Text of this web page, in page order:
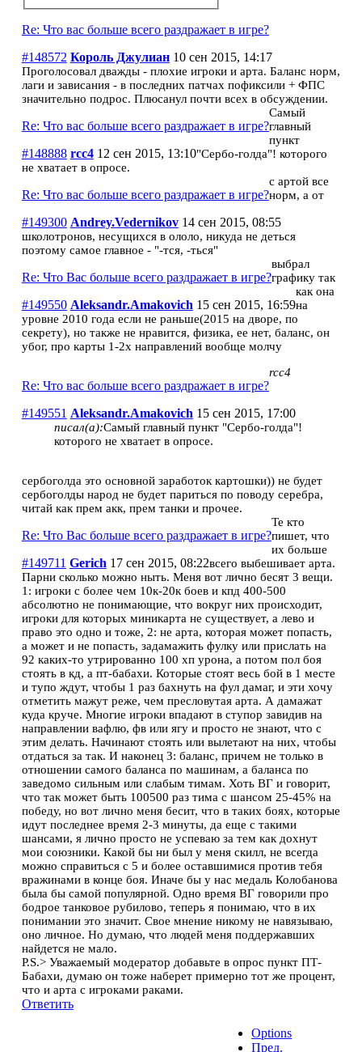
Re: Что вас больше всего раздражает в игре?
#148572 Король Джулиан 10 сен 2015, 14:17
Проголосовал дважды - плохие игроки и арта. Баланс норм,
лаги и зависания - в последних патчах пофиксили + ФПС
значительно подрос. Плюсанул почти всех в обсуждении.
Re: Что вас больше всего раздражает в игре?
#148888 rcc4 12 сен 2015, 13:10
Самый
главный
пункт
"Сербо-голда"! которого
не хватает в опросе.
Re: Что вас больше всего раздражает в игре?
#149300 Andrey.Vedernikov 14 сен 2015, 08:55
с артой все
норм, а от
школотронов, несущихся в ололо, никуда не деться
поэтому самое главное - "-тся, -ться"
Re: Что Вас больше всего раздражает в игре?
#149550 Aleksandr.Amakovich 15 сен 2015, 16:59
выбрал
графику так
как она
на
уровне 2010 года если не раньше(2015 на дворе, по
секрету), но также не нравится, физика, ее нет, баланс, он
убог, про карты 1-2х направлений вообще молчу
Re: Что вас больше всего раздражает в игре?
#149551 Aleksandr.Amakovich 15 сен 2015, 17:00
rcc4
писал(а):Самый главный пункт "Сербо-голда"!
которого не хватает в опросе.
сербоголда это основной заработок картошки)) не будет
сербоголды народ не будет париться по поводу серебра,
читай как прем акк, прем танки и прочее.
Re: Что Вас больше всего раздражает в игре?
#149711 Gerich 17 сен 2015, 08:22
Те кто
пишет, что
их больше
всего выбешивает арта.
Парни сколько можно ныть. Меня вот лично бесят 3 вещи.
1: игроки с более чем 10к-20к боев и кпд 400-500
абсолютно не понимающие, что вокруг них происходит,
игроки для которых миникарта не существует, а лево и
право это одно и тоже, 2: не арта, которая может попасть,
а может и не попасть, задамажить фулку или прислать на
92 каких-то утрированно 100 хп урона, а потом пол боя
стоять в кд, а пт-бабахи. Которые стоят весь бой в 1 месте
и тупо ждут, чтобы 1 раз бахнуть на фул дамаг, и эти хочу
отметить мажут реже, чем пресловутая арта. А дамажат
куда круче. Многие игроки впадают в ступор завидив на
направлении вафлю, фв или ягу и просто не знают, что с
этим делать. Начинают стоять или вылетают на них, чтобы
отдаться за так. И наконец 3: баланс, причем не только в
отношении самого баланса по машинам, а баланса по
заведомо сильным или слабым тимам. Хоть ВГ и говорит,
что так может быть 100500 раз тима с шансом 25-45% на
победу, но вот лично меня бесит, что в таких боях, которые
идут последнее время 2-3 минуты, да еще с такими
шансами, я лично просто не успеваю за тем как дохнут
мои союзники. Какой бы ни был у меня скилл, не всегда
можно справиться с 5 и более оставшимися против тебя
вражинами в конце боя. Иначе бы у нас медаль Колобанова
была бы самой популярной. Одно время ВГ говорили про
бодрое танковое рубилово, теперь я понимаю, что в их
понимании это значит. Свое мнение никому не навязываю,
оно личное. Но думаю, что людей меня поддержавших
найдется не мало.
P.S.> Уважаемый модератор добавьте в опрос пункт ПТ-
Бабахи, думаю он тоже наберет примерно тот же процент,
что и арта с игроками раками.
Ответить
Options
Пред.